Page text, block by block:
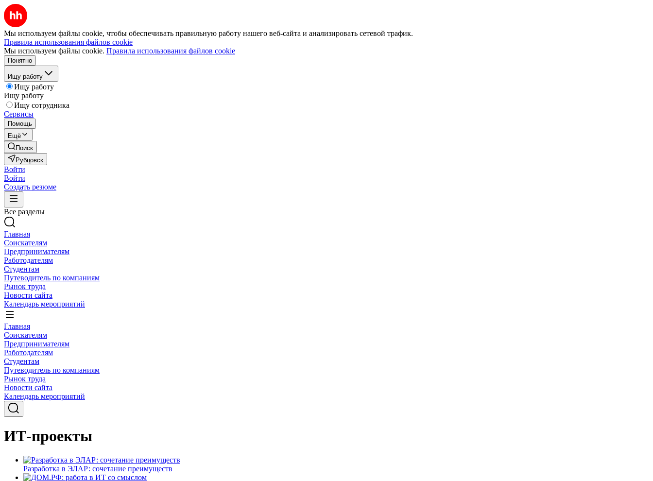
Мы используем файлы cookie, чтобы обеспечивать правильную работу нашего веб-сайта и анализировать сетевой трафик.
Правила использования файлов cookie
Мы используем файлы cookie. Правила использования файлов cookie
Понятно
Ищу работу
Ищу работу
Ищу работу
Ищу сотрудника
Сервисы
Помощь
Ещё
Поиск
Рубцовск
Войти
Войти
Создать резюме
Все разделы
Главная
Соискателям
Предпринимателям
Работодателям
Студентам
Путеводитель по компаниям
Рынок труда
Новости сайта
Календарь мероприятий
Главная
Соискателям
Предпринимателям
Работодателям
Студентам
Путеводитель по компаниям
Рынок труда
Новости сайта
Календарь мероприятий
ИТ-проекты
Разработка в ЭЛАР: сочетание преимуществ